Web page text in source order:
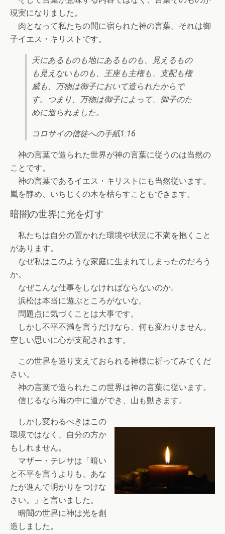
現実になりました。
肉となって私たちの間に宿られた神の言葉。それは御
子イエス・キリストです。
天にあるものも地にあるものも、見えるもの
も見えないものも、王座も主権も、支配も権
威も、万物は御子において造られたからで
す。つまり、万物は御子によって、御子のた
めに造られました。
コロサイの信徒への手紙1:16
神の言葉で造られた世界が神の言葉に従うのは当然の
ことです。
神の言葉であるイエス・キリストにも当然従います。
嵐を静め、いちじくの木を枯らすこともできます。
暗闇の世界に光を灯す
私たちは自分の置かれた環境や状況に不満を抱くこと
があります。
なぜ私はこのような家庭に生まれてしまったのだろう
か。
なぜこんな仕事をしなければならないのか。
浜松は本当に遊ぶところがないな。
問題点に気づくことは大事です。
しかし不平不満を言うだけなら、何も変わりません。
空しい思いに心が支配されます。
この世界を造り支えておられる神様に祈ってみてくだ
さい。
神の言葉で造られたこの世界は神の言葉に従います。
信じるなら海の中に道ができ、山も動きます。
しかし変わるべきはこの
環境ではなく、自分の方か
もしれません。
マザー・テレサは「暗い
と不平を言うよりも、あな
たが進んで明かりをつけな
さい。」と言いました。
暗闇の世界に神は光を創
造しました。